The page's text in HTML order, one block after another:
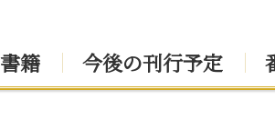
書籍 今後の刊行予定